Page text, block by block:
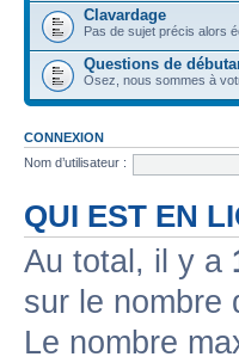
Clavardage
Pas de sujet précis alors
Questions de
Osez, nous sommes à
CONNEXION
Nom d’utilisateur :
QUI EST EN
Au total, il y a
sur le nombre
Le nombre